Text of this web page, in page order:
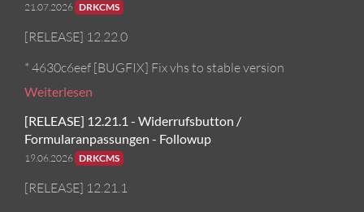
21.07.2026 DRKCMS
[RELEASE] 12.22.0
* 4630c6eef [BUGFIX] Fix vhs to stable version
Weiterlesen
[RELEASE] 12.21.1 - Widerrufsbutton /
Formularanpassungen - Followup
19.06.2026 DRKCMS
[RELEASE] 12.21.1